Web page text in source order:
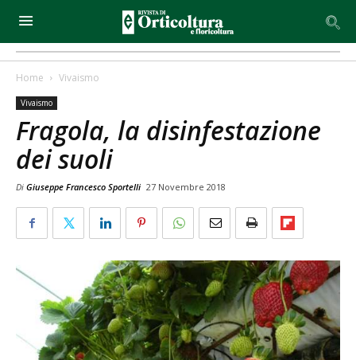
Home Vivaismo
Vivaismo
Fragola, la disinfestazione
dei suoli
Di Giuseppe Francesco Sportelli 27 Novembre 2018